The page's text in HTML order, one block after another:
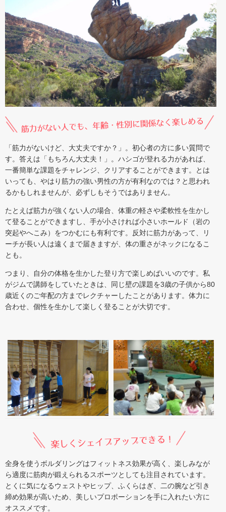
「筋力がないけど、大丈夫ですか？」。初心者の方に多い質問で
す。答えは「もちろん大丈夫！」。ハシゴが登れる力があれば、
一番簡単な課題をチャレンジ、クリアすることができます。とは
いっても、やはり筋力の強い男性の方が有利なのでは？と思われ
るかもしれませんが、必ずしもそうではありません。
たとえば筋力が強くない人の場合、体重の軽さや柔軟性を生かし
て登ることができますし、手が小さければ小さいホールド（岩の
突起やへこみ）をつかむにも有利です。反対に筋力があって、リ
ーチが長い人は遠くまで届きますが、体の重さがネックになるこ
とも。
つまり、自分の体格を生かした登り方で楽しめばいいのです。私
がジムで講師をしていたときは、同じ壁の課題を3歳の子供から80
歳近くのご年配の方までレクチャーしたことがあります。体力に
合わせ、個性を生かして楽しく登ることが大切です。
全身を使うボルダリングはフィットネス効果が高く、楽しみなが
ら適度に筋肉が鍛えられるスポーツとしても注目されています。
とくに気になるウェストやヒップ、ふくらはぎ、二の腕など引き
締め効果が高いため、美しいプロポーションを手に入れたい方に
オススメです。